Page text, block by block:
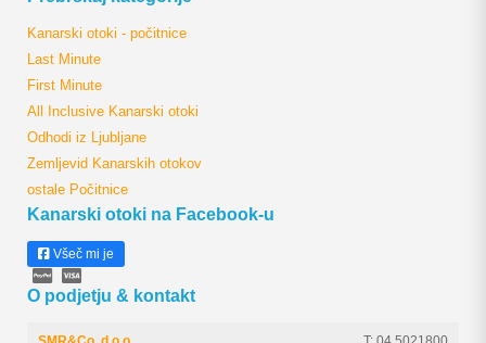
Kanarski otoki - počitnice
Last Minute
First Minute
All Inclusive Kanarski otoki
Odhodi iz Ljubljane
Zemljevid Kanarskih otokov
ostale Počitnice
Kanarski otoki na Facebook-u
Všeč mi je
O podjetju & kontakt